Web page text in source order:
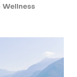
Wellness